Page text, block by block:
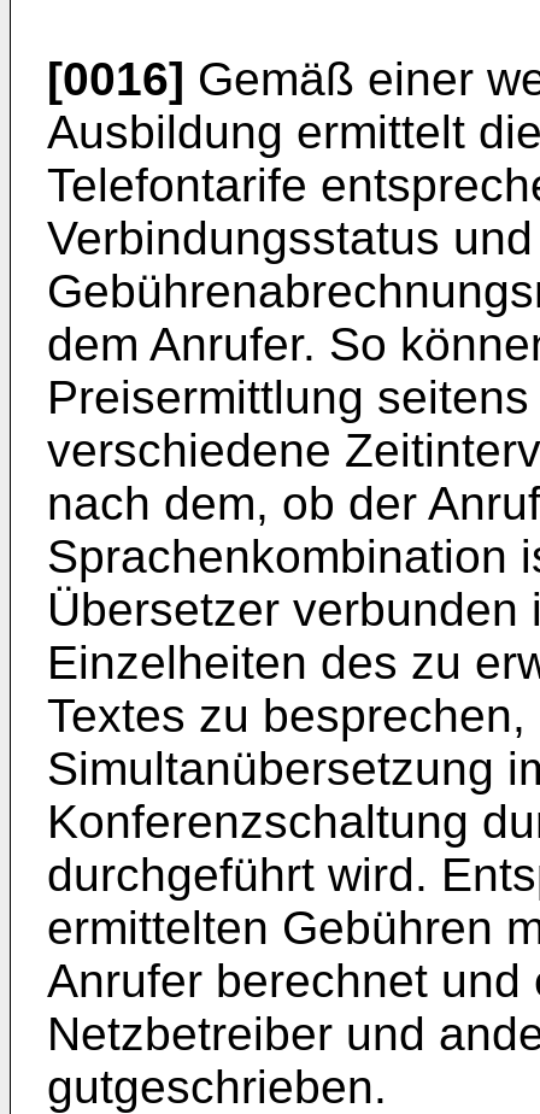
[0016] Gemäß einer
Ausbildung ermittelt
Telefontarife
Verbindungsstatus
dem Anrufer. So
Preisermittlung
verschiedene
nach dem, ob der
Sprachenkombination
Übersetzer verbunden
Einzelheiten des zu
Textes zu
Simultanübersetzung
Konferenzschaltung
durchgeführt wird.
ermittelten Gebühren
Anrufer berechnet und
Netzbetreiber und
gutgeschrieben.